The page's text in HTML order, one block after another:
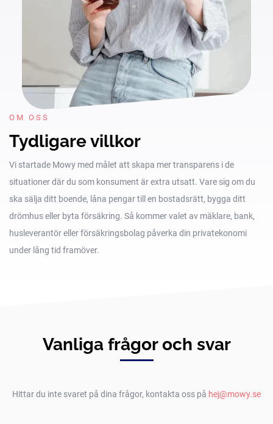
OM OSS
Tydligare villkor
Vi startade Mowy med målet att skapa mer transparens i de
situationer där du som konsument är extra utsatt. Vare sig om du
ska sälja ditt boende, låna pengar till en bostadsrätt, bygga ditt
drömhus eller byta försäkring. Så kommer valet av mäklare, bank,
husleverantör eller försäkringsbolag påverka din privatekonomi
under lång tid framöver.
Vanliga frågor och svar
Hittar du inte svaret på dina frågor, kontakta oss på hej@mowy.se